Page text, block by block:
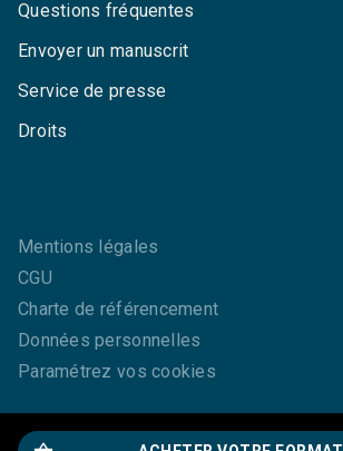
Questions fréquentes
Envoyer un manuscrit
Service de presse
Droits
Mentions légales
CGU
Charte de référencement
Données personnelles
Paramétrez vos cookies